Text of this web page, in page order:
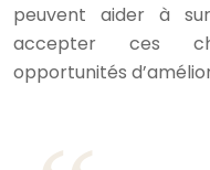
peuvent aider à
accepter ces
opportunités